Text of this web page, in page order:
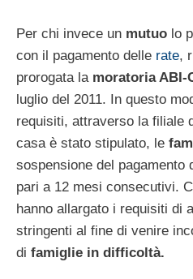
Per chi invece un mutuo lo
con il pagamento delle rate,
prorogata la moratoria ABI-
luglio del 2011. In questo
requisiti, attraverso la filiale
casa è stato stipulato, le
sospensione del pagamento
pari a 12 mesi consecutivi.
hanno allargato i requisiti di
stringenti al fine di venire
di famiglie in difficoltà.